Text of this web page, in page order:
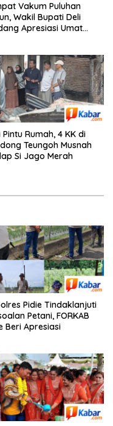
Vakum Puluhan
Wakil Bupati Deli
Apresiasi Umat
Pintu Rumah, 4 KK di
Teungoh Musnah
Si Jago Merah
Pidie Tindaklanjuti
Petani, FORKAB
Beri Apresiasi